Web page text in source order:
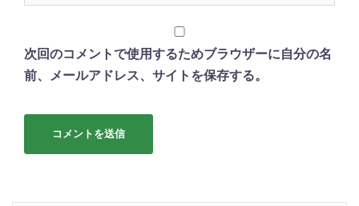
次回のコメントで使用するためブラウザーに自分の名
前、メールアドレス、サイトを保存する。